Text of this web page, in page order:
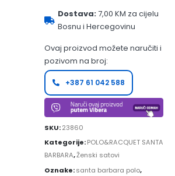
Dostava:7,00 KM za cijelu
Bosnu i Hercegovinu
Ovaj proizvod možete naručiti i
pozivom na broj:
+387 61 042 588
SKU:23860
Kategorije:POLO&RACQUET SANTA
BARBARA,Ženski satovi
Oznake:santa barbara polo,